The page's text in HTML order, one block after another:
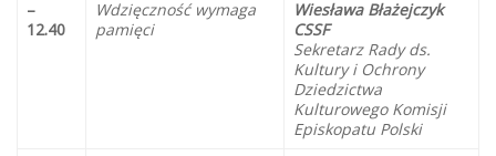
–
12.40
Wdzięczność wymaga
pamięci
Wiesława Błażejczyk
CSSF
Sekretarz Rady ds.
Kultury i Ochrony
Dziedzictwa
Kulturowego Komisji
Episkopatu Polski